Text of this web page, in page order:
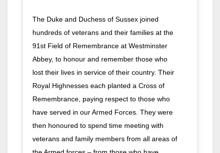
The Duke and Duchess of Sussex joined
hundreds of veterans and their families at the
91st Field of Remembrance at Westminster
Abbey, to honour and remember those who
lost their lives in service of their country. Their
Royal Highnesses each planted a Cross of
Remembrance, paying respect to those who
have served in our Armed Forces. They were
then honoured to spend time meeting with
veterans and family members from all areas of